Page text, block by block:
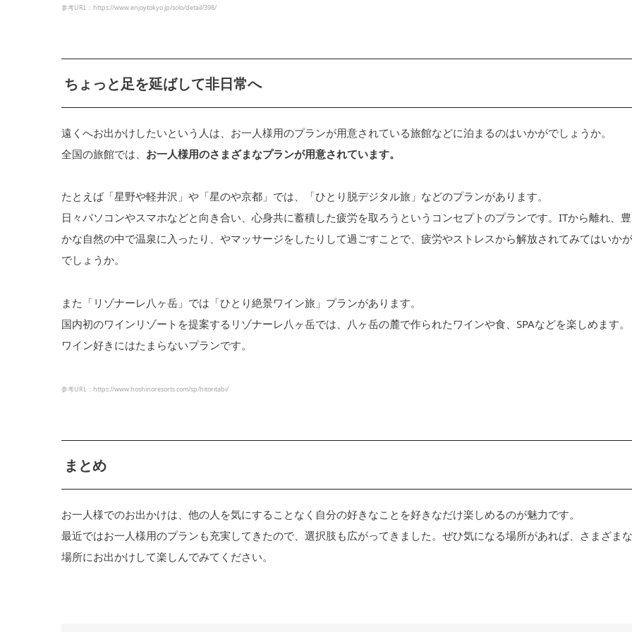
参考URL：https://www.enjoytokyo.jp/solo/detail/398/
ちょっと足を延ばして非日常へ
遠くへお出かけしたいという人は、お一人様用のプランが用意されている旅館などに泊まるのはいかがでしょうか。
全国の旅館では、 お一人様用のさまざまなプランが用意されています。
たとえば「星野や軽井沢」や「星のや京都」では、「ひとり脱デジタル旅」などのプランがあります。
日々パソコンやスマホなどと向き合い、心身共に蓄積した疲労を取ろうというコンセプトのプランです。ITから離れ、豊
かな自然の中で温泉に入ったり、やマッサージをしたりして過ごすことで、疲労やストレスから解放されてみてはいかが
でしょうか。
また「リゾナーレ八ヶ岳」では「ひとり絶景ワイン旅」プランがあります。
国内初のワインリゾートを提案するリゾナーレ八ヶ岳では、八ヶ岳の麓で作られたワインや食、SPAなどを楽しめます。
ワイン好きにはたまらないプランです。
参考URL：https://www.hoshinoresorts.com/sp/hitoritabi/
まとめ
お一人様でのお出かけは、他の人を気にすることなく自分の好きなことを好きなだけ楽しめるのが魅力です。
最近ではお一人様用のプランも充実してきたので、選択肢も広がってきました。ぜひ気になる場所があれば、さまざまな
場所にお出かけして楽しんでみてください。